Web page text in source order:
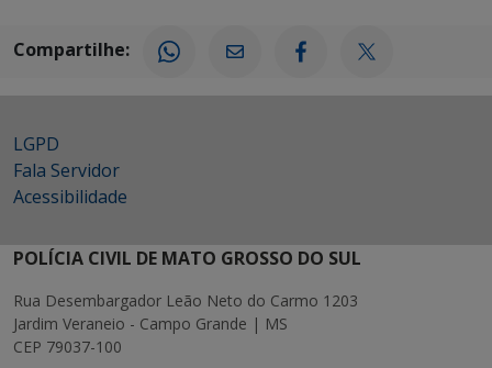
Compartilhe:
LGPD
Fala Servidor
Acessibilidade
POLÍCIA CIVIL DE MATO GROSSO DO SUL
Rua Desembargador Leão Neto do Carmo 1203
Jardim Veraneio - Campo Grande | MS
CEP 79037-100